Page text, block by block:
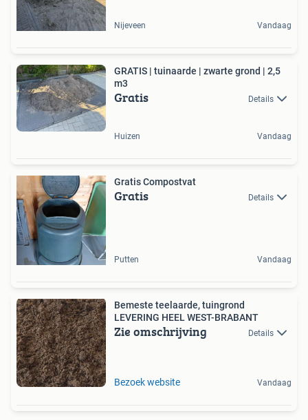
Nijeveen Vandaag
GRATIS | tuinaarde | zwarte grond | 2,5
m3
Gratis Details
Huizen Vandaag
Gratis Compostvat
Gratis Details
Putten Vandaag
Bemeste teelaarde, tuingrond
LEVERING HEEL WEST-BRABANT
Zie omschrijving Details
Bezoek website Vandaag